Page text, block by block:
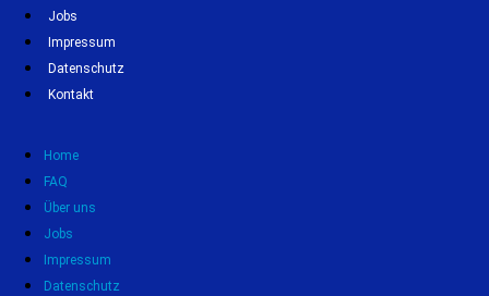
Jobs
Impressum
Datenschutz
Kontakt
Home
FAQ
Über uns
Jobs
Impressum
Datenschutz